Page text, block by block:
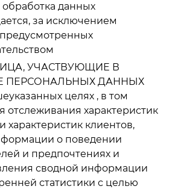
обработка данных
за исключением
УЧАСТВУЮЩИЕ В
ПЕРСОНАЛЬНЫХ ДАННЫХ
целях , в том
отслеживания характеристик
характеристик клиентов,
о поведении
и предпочтениях и
сводной информации
статистики с целью